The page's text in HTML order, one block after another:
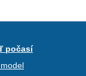
počasí